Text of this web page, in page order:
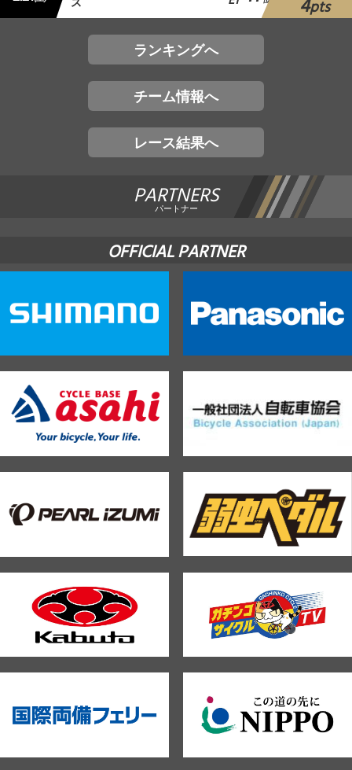
ス 4pts
ランキングへ
チーム情報へ
レース結果へ
PARTNERS
パートナー
OFFICIAL PARTNER